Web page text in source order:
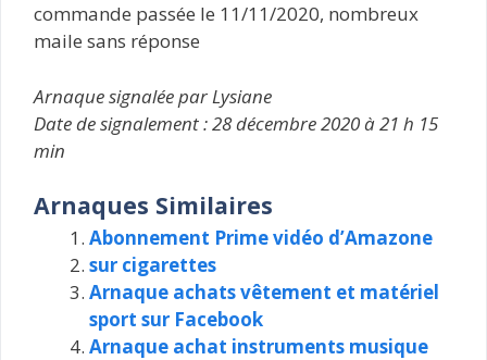
commande passée le 11/11/2020, nombreux
maile sans réponse
Arnaque signalée par Lysiane
Date de signalement : 28 décembre 2020 à 21 h 15
min
Arnaques Similaires
Abonnement Prime vidéo d’Amazone
sur cigarettes
Arnaque achats vêtement et matériel
sport sur Facebook
Arnaque achat instruments musique